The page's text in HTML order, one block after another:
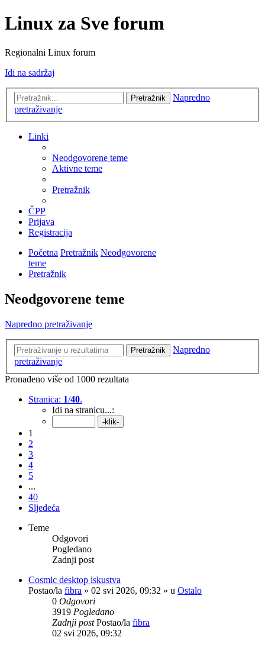
Linux za Sve forum
Regionalni Linux forum
Idi na sadržaj
Pretražnik
Napredno
pretraživanje
Linki
Neodgovorene teme
Aktivne teme
Pretražnik
ČPP
Prijava
Registracija
Početna Pretražnik Neodgovorene
teme
Pretražnik
Neodgovorene teme
Napredno pretraživanje
Pretražnik
Napredno
pretraživanje
Pronađeno više od 1000 rezultata
Stranica: 1/40.
Idi na stranicu...:
1
2
3
4
5
...
40
Sljedeća
Teme
Odgovori
Pogledano
Zadnji post
Cosmic desktop iskustva
Postao/la fibra » 02 svi 2026, 09:32 » u Ostalo
0 Odgovori
3919 Pogledano
Zadnji postPostao/la fibra
02 svi 2026, 09:32